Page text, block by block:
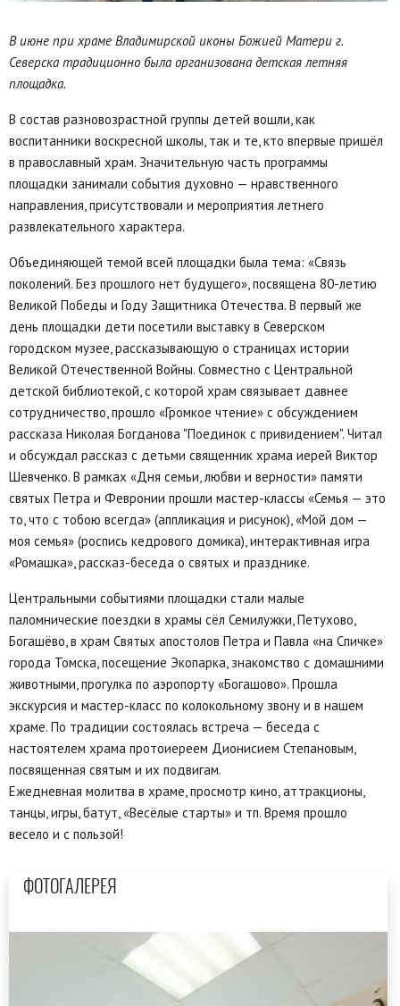
В июне при храме Владимирской иконы Божией Матери г.
Северска традиционно была организована детская летняя
площадка.
В состав разновозрастной группы детей вошли, как
воспитанники воскресной школы, так и те, кто впервые пришёл
в православный храм. Значительную часть программы
площадки занимали события духовно — нравственного
направления, присутствовали и мероприятия летнего
развлекательного характера.
Объединяющей темой всей площадки была тема: «Связь
поколений. Без прошлого нет будущего», посвящена 80-летию
Великой Победы и Году Защитника Отечества. В первый же
день площадки дети посетили выставку в Северском
городском музее, рассказывающую о страницах истории
Великой Отечественной Войны. Совместно с Центральной
детской библиотекой, с которой храм связывает давнее
сотрудничество, прошло «Громкое чтение» с обсуждением
рассказа Николая Богданова "Поединок с привидением". Читал
и обсуждал рассказ с детьми священник храма иерей Виктор
Шевченко. В рамках «Дня семьи, любви и верности» памяти
святых Петра и Февронии прошли мастер-классы «Семья — это
то, что с тобою всегда» (аппликация и рисунок), «Мой дом —
моя семья» (роспись кедрового домика), интерактивная игра
«Ромашка», рассказ-беседа о святых и празднике.
Центральными событиями площадки стали малые
паломнические поездки в храмы сёл Семилужки, Петухово,
Богашёво, в храм Святых апостолов Петра и Павла «на Спичке»
города Томска, посещение Экопарка, знакомство с домашними
животными, прогулка по аэропорту «Богашово». Прошла
экскурсия и мастер-класс по колокольному звону и в нашем
храме. По традиции состоялась встреча — беседа с
настоятелем храма протоиереем Дионисием Степановым,
посвященная святым и их подвигам.
Ежедневная молитва в храме, просмотр кино, аттракционы,
танцы, игры, батут, «Весёлые старты» и тп. Время прошло
весело и с пользой!
ФОТОГАЛЕРЕЯ